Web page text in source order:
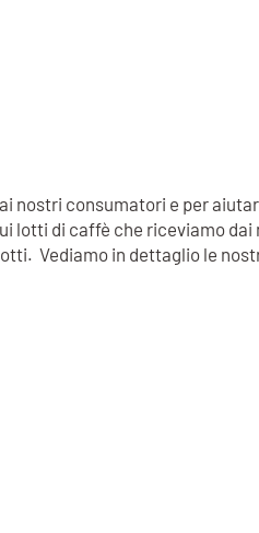
nostri consumatori e per
lotti di caffè che riceviamo
Vediamo in dettaglio le